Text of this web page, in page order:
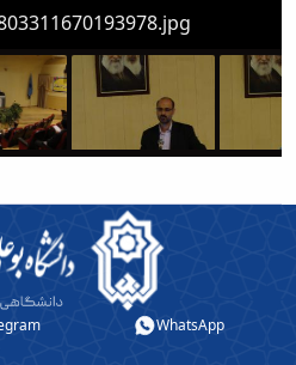
WhatsApp